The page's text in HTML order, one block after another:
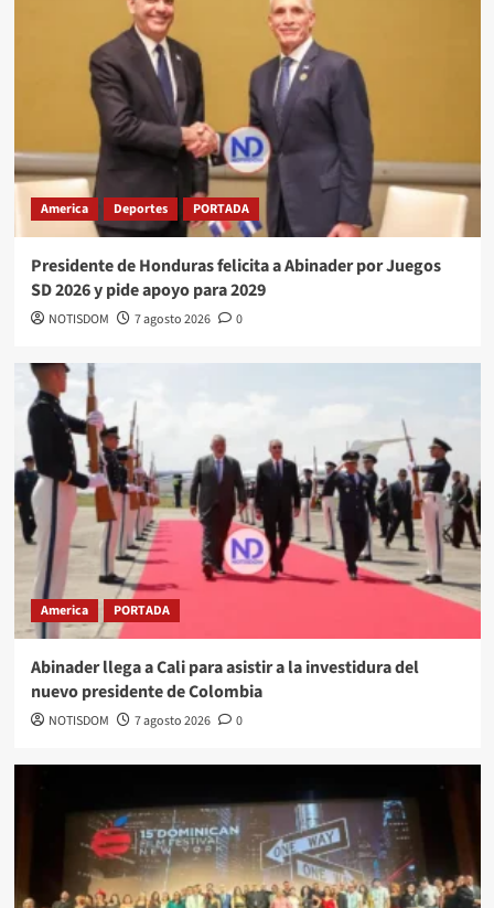
America Deportes PORTADA
Presidente de Honduras felicita a Abinader por Juegos
SD 2026 y pide apoyo para 2029
NOTISDOM 7 agosto 2026 0
America PORTADA
Abinader llega a Cali para asistir a la investidura del
nuevo presidente de Colombia
NOTISDOM 7 agosto 2026 0